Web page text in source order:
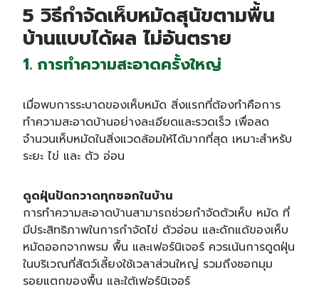
5 วิธีกําจัดเห็บหมัดสุนัขตามพื้น
บ้านแบบได้ผล ไม่อันตราย
1. การทำความสะอาดครั้งใหญ่
เมื่อพบการระบาดของเห็บหมัด สิ่งแรกที่ต้องทำคือการ
ทำความสะอาดบ้านอย่างละเอียดและรวดเร็ว เพื่อลด
จำนวนเห็บหมัดในสิ่งแวดล้อมให้ได้มากที่สุด เหมาะสำหรับ
ระยะ ไข่ และ ตัว อ่อน
ดูดฝุ่นปัดกวาดทุกซอกในบ้าน
การทำความสะอาดบ้านสามารถช่วยกำจัดตัวเห็บ หมัด ที่
มีประสิทธิภาพในการกำจัดไข่ ตัวอ่อน และดักแด้ของเห็บ
หมัดออกจากพรม พื้น และเฟอร์นิเจอร์ ควรเน้นการดูดฝุ่น
ในบริเวณที่สัตว์เลี้ยงใช้เวลาส่วนใหญ่ รวมถึงซอกมุม
รอยแตกของพื้น และใต้เฟอร์นิเจอร์